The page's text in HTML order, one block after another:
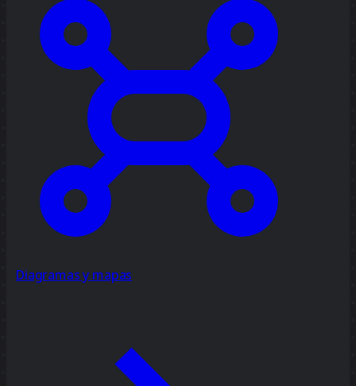
Diagramas y mapas